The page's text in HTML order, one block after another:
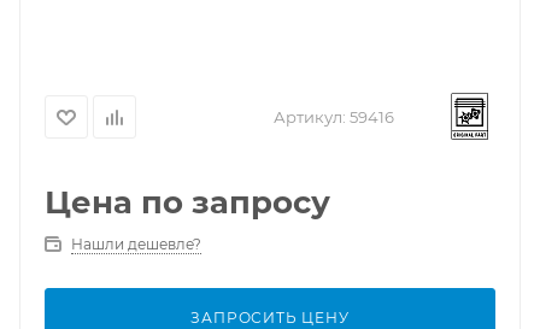
Артикул: 59416
Цена по запросу
Нашли дешевле?
ЗАПРОСИТЬ ЦЕНУ